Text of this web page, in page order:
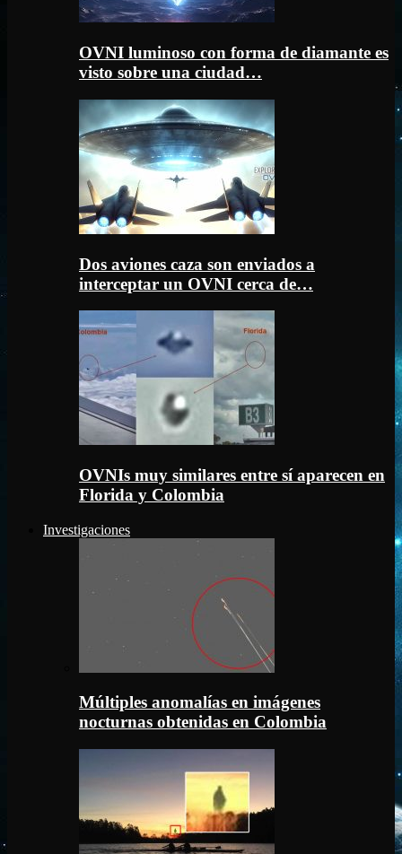
OVNI luminoso con forma de diamante es
visto sobre una ciudad…
Dos aviones caza son enviados a
interceptar un OVNI cerca de…
OVNIs muy similares entre sí aparecen en
Florida y Colombia
Investigaciones
Múltiples anomalías en imágenes
nocturnas obtenidas en Colombia